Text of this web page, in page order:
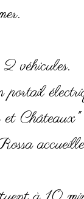
véhicules.
portail